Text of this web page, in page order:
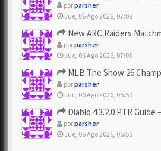
porparsher
Jue, 06 Ago 2026, 07:08
New ARC Raiders Matchmaking
porparsher
Jue, 06 Ago 2026, 07:03
MLB The Show 26 Championship
porparsher
Jue, 06 Ago 2026, 05:59
Diablo 4 3.2.0 PTR Guide – Get
porparsher
Jue, 06 Ago 2026, 05:55